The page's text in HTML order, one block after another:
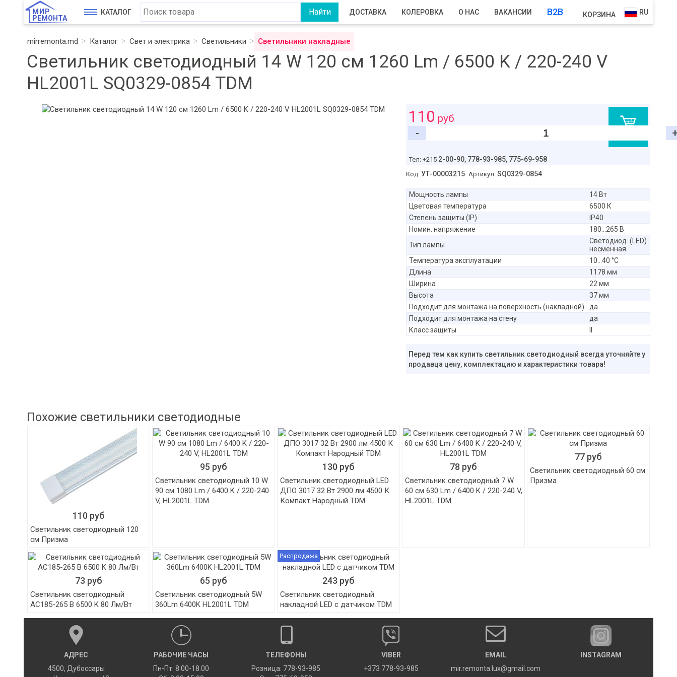
МИР
РЕМОНТА
КАТАЛОГ ДОСТАВКА КОЛЕРОВКА О НАС ВАКАНСИИ B2B КОРЗИНА RU
mirremonta.md Каталог Свет и электрика Светильники Светильники накладные
Светильник светодиодный 14 W 120 см 1260 Lm / 6500 K / 220-240 V
HL2001L SQ0329-0854 TDM
110 руб
-
Тел: +215 2-00-90, 778-93-985, 775-69-958
Код: УТ-00003215 Артикул: SQ0329-0854
Мощность лампы
14 Вт
Цветовая температура
6500 К
Степень защиты (IP)
IP40
Номин. напряжение
180...265 В
Тип лампы
Светодиод. (LED)
несменная
Температура эксплуатации
10...40 °C
Длина
1178 мм
Ширина
22 мм
Высота
37 мм
Подходит для монтажа на поверхность (накладной)
да
Подходит для монтажа на стену
да
Класс защиты
Перед тем как купить светильник светодиодный всегда уточняйте у
продавца цену, комплектацию и характеристики товара!
Похожие светильники светодиодные
110 руб
Светильник светодиодный 120
см Призма
95 руб
Светильник светодиодный 10 W
90 см 1080 Lm / 6400 K / 220-240
V, HL2001L TDM
130 руб
Светильник светодиодный LED
ДПО 3017 32 Вт 2900 лм 4500 К
Компакт Народный TDM
78 руб
Светильник светодиодный 7 W
60 см 630 Lm / 6400 K / 220-240 V,
HL2001L TDM
77 руб
Светильник светодиодный 60 см
Призма
73 руб
Светильник светодиодный
AC185-265 В 6500 K 80 Лм/Вт
65 руб
Светильник светодиодный 5W
360Lm 6400K HL2001L TDM
Распродажа
243 руб
Светильник светодиодный
накладной LED с датчиком TDM
АДРЕС
4500, Дубоссары
РАБОЧИЕ ЧАСЫ
Пн-Пт: 8.00-18.00
ТЕЛЕФОНЫ
Розница: 778-93-985
VIBER
+373 778-93-985
EMAIL
mir.remonta.lux@gmail.com
INSTAGRAM